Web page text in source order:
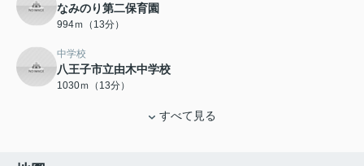
なみのり第二保育園
994ｍ（13分）
中学校
八王子市立由木中学校
1030ｍ（13分）
すべて見る